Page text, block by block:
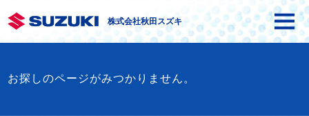
株式会社秋田スズキ
お探しのページがみつかりません。